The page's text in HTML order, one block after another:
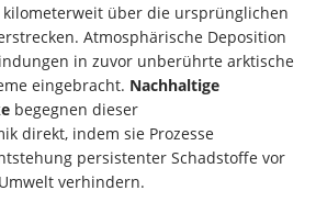
kilometerweit über die ursprünglichen
Atmosphärische Deposition
in zuvor unberührte arktische
eingebracht. Nachhaltige
begegnen dieser
direkt, indem sie Prozesse
persistenter Schadstoffe vor
verhindern.